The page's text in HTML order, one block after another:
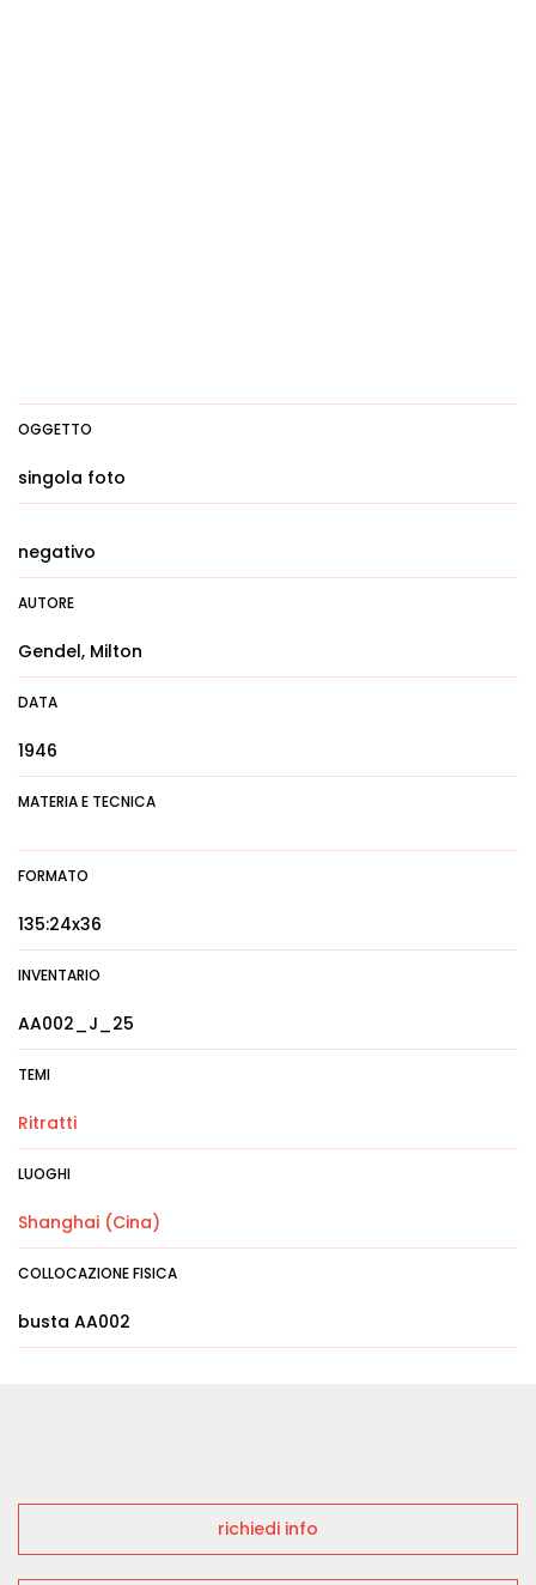
OGGETTO
singola foto
negativo
AUTORE
Gendel, Milton
DATA
1946
MATERIA E TECNICA
FORMATO
135:24x36
INVENTARIO
AA002_J_25
TEMI
Ritratti
LUOGHI
Shanghai (Cina)
COLLOCAZIONE FISICA
busta AA002
richiedi info